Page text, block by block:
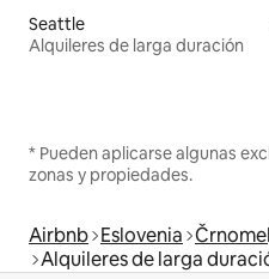
Seattle
Alquileres de larga duración
* Pueden aplicarse algunas
zonas y propiedades.
Airbnb Eslovenia
Alquileres de larga